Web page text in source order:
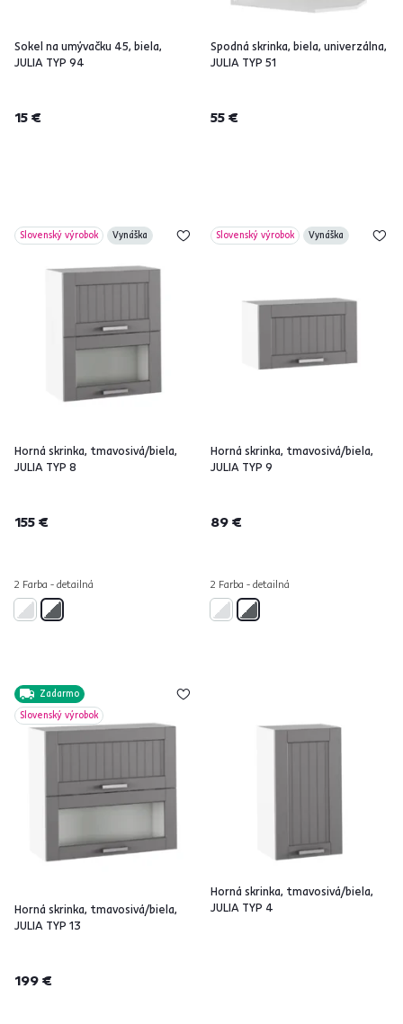
Sokel na umývačku 45, biela,
JULIA TYP 94
15 €
Spodná skrinka, biela, univerzálna,
JULIA TYP 51
55 €
Slovenský výrobok Vynáška
Horná skrinka, tmavosivá/biela,
JULIA TYP 8
155 €
2 Farba - detailná
Slovenský výrobok Vynáška
Horná skrinka, tmavosivá/biela,
JULIA TYP 9
89 €
2 Farba - detailná
Zadarmo
Slovenský výrobok
Horná skrinka, tmavosivá/biela,
JULIA TYP 13
199 €
Horná skrinka, tmavosivá/biela,
JULIA TYP 4